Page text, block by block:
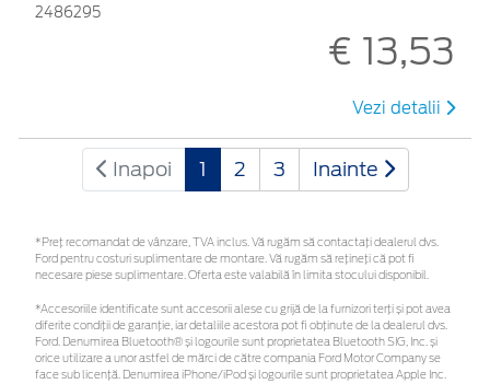
2486295
€ 13,53
Vezi detalii
Inapoi 1 2 3 Inainte
*Preţ recomandat de vânzare, TVA inclus. Vă rugăm să contactaţi dealerul dvs.
Ford pentru costuri suplimentare de montare. Vă rugăm să rețineți că pot fi
necesare piese suplimentare. Oferta este valabilă în limita stocului disponibil.
*Accesoriile identificate sunt accesorii alese cu grijă de la furnizori terți și pot avea
diferite condiții de garanție, iar detaliile acestora pot fi obținute de la dealerul dvs.
Ford. Denumirea Bluetooth® și logourile sunt proprietatea Bluetooth SIG, Inc. și
orice utilizare a unor astfel de mărci de către compania Ford Motor Company se
face sub licență. Denumirea iPhone/iPod și logourile sunt proprietatea Apple Inc.